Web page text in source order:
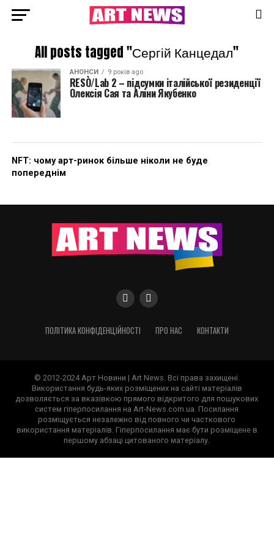
All posts tagged "Сергій Канцедал"
АНОНСИ 9 років ago
RESÒ/Lab 2 – підсумки італійської резиденції
Олексія Сая та Аліни Якубенко
NFT: чому арт-ринок більше ніколи не буде
попереднім
ПОЛІТИКА КОНФІДЕНЦІЙНОСТІ ПРО НАС КОНТАКТИ
© 2012-2024 Арт Новини | Art News. Всі права захищені.
Використання будь-яких розміщених на сайті матеріалів
дозволяється за вказівкою прямого відкритого для пошукових
систем гіперпосилання на Art-News.com.ua. Посилання
розміщується незалежно від повного чи часткового
використання матеріалів. Гіперпосилання має бути розміщене в
першому абзаці цитованого матеріалу.